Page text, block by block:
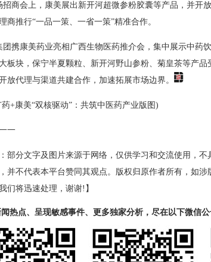
招商会上，康美展出新开河超微参粉胶囊等产品，并开
商推行“一品一策、一省一策”精准合作。
团携康美药业亮相广西生物医药推介会，集中展示中药
板块，保宁半夏颗粒、新开河野山参粉、菊皇茶等产
放代理与渠道共建合作，加速拓展市场边界。
+康美“双核驱动”：共筑中医药产业版图)
一
：部分文字及图片来源于网络，仅供学习和交流使用，
并不代表本平台赞同其观点。版权归原作者所有，如涉
们将迅速处理，谢谢!】
热点、呈现敏感事件、更多独家分析，尽在以下微信公